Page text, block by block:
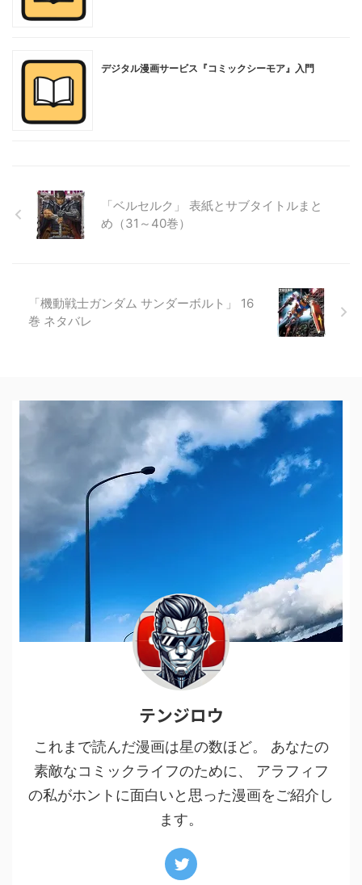
デジタル漫画サービス『コミックシーモア』入門
「ベルセルク」 表紙とサブタイトルまと
め（31～40巻）
「機動戦士ガンダム サンダーボルト」 16
巻 ネタバレ
テンジロウ
これまで読んだ漫画は星の数ほど。 あなたの
素敵なコミックライフのために、 アラフィフ
の私がホントに面白いと思った漫画をご紹介し
ます。